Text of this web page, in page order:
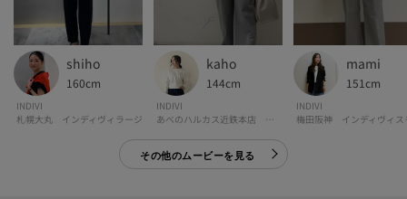
shiho
160cm
INDIVI
札幌大丸 インディヴィラージ
kaho
144cm
INDIVI
あべのハルカス近鉄本店 インディヴィ
mami
151cm
INDIVI
その他のムービーを見る